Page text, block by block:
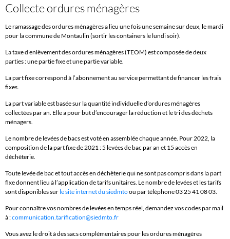
Collecte ordures ménagères
Le ramassage des ordures ménagères a lieu une fois une semaine sur deux, le mardi
pour la commune de Montaulin (sortir les containers le lundi soir).
La taxe d’enlèvement des ordures ménagères (TEOM) est composée de deux
parties : une partie fixe et une partie variable.
La part fixe correspond à l’abonnement au service permettant de financer les frais
fixes.
La part variable est basée sur la quantité individuelle d’ordures ménagères
collectées par an. Elle a pour but d’encourager la réduction et le tri des déchets
ménagers.
Le nombre de levées de bacs est voté en assemblée chaque année. Pour 2022, la
composition de la part fixe de 2021 : 5 levées de bac par an et 15 accès en
déchèterie.
Toute levée de bac et tout accès en déchèterie qui ne sont pas compris dans la part
fixe donnent lieu à l’application de tarifs unitaires. Le nombre de levées et les tarifs
sont disponibles sur le site internet du siedmtoou par téléphone 03 25 41 08 03.
Pour connaître vos nombres de levées en temps réel, demandez vos codes par mail
à :communication.tarification@siedmto.fr
Vous avez le droit à des sacs complémentaires pour les ordures ménagères